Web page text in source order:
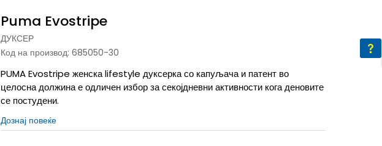
Puma Evostripe
ДУКСЕР
Код на производ: 685050-30
PUMA Evostripe женска lifestyle дуксерка со капуљача и патент во
целосна должина е одличен избор за секојдневни активности кога деновите
се постудени.
Дознај повеќе